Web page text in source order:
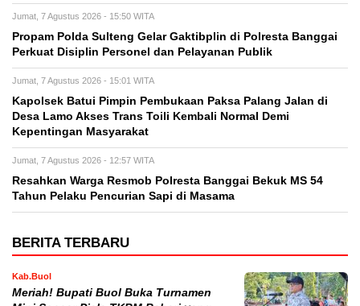
Jumat, 7 Agustus 2026 - 15:50 WITA
Propam Polda Sulteng Gelar Gaktibplin di Polresta Banggai
Perkuat Disiplin Personel dan Pelayanan Publik
Jumat, 7 Agustus 2026 - 15:01 WITA
Kapolsek Batui Pimpin Pembukaan Paksa Palang Jalan di
Desa Lamo Akses Trans Toili Kembali Normal Demi
Kepentingan Masyarakat
Jumat, 7 Agustus 2026 - 12:57 WITA
Resahkan Warga Resmob Polresta Banggai Bekuk MS 54
Tahun Pelaku Pencurian Sapi di Masama
BERITA TERBARU
Kab.Buol
Meriah! Bupati Buol Buka Turnamen